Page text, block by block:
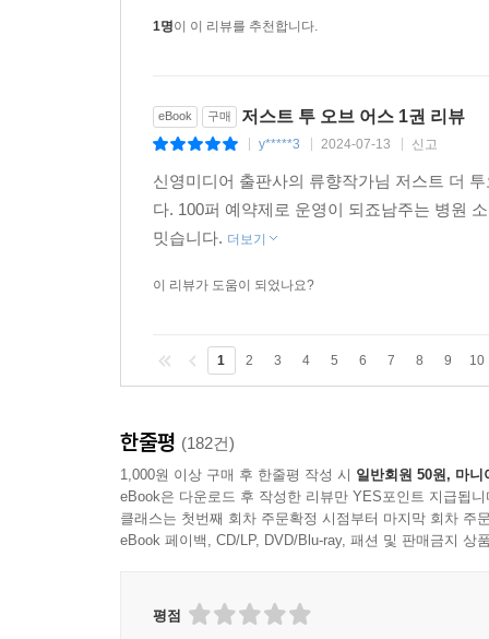
1명이 이 리뷰를 추천합니다.
eBook 구매 저스트 투 오브 어스 1권 리뷰
y*****3 2024-07-13 신고
신영미디어 출판사의 류향작가님 저스트 더
다. 100퍼 예약제로 운영이 되죠남주는 병원
밋습니다. 더보기
이 리뷰가 도움이 되었나요?
1 2 3 4 5 6 7 8 9 10
한줄평 (182건)
1,000원 이상 구매 후 한줄평 작성 시 일반회원 50원, 마니
eBook은 다운로드 후 작성한 리뷰만 YES포인트 지급됩니
클래스는 첫번째 회차 주문확정 시점부터 마지막 회차 주
eBook 페이백, CD/LP, DVD/Blu-ray, 패션 및 판매금지 상
평점